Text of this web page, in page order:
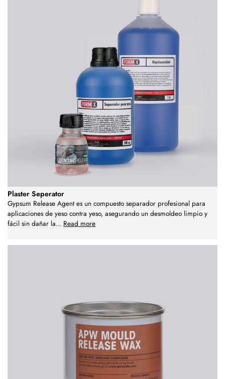
Plaster Seperator
Gypsum Release Agent es un compuesto separador profesional para
aplicaciones de yeso contra yeso, asegurando un desmoldeo limpio y
fácil sin dañar la... Read more